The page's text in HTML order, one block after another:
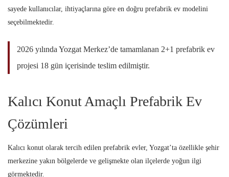
sayede kullanıcılar, ihtiyaçlarına göre en doğru prefabrik ev modelini
seçebilmektedir.
2026 yılında Yozgat Merkez’de tamamlanan 2+1 prefabrik ev
projesi 18 gün içerisinde teslim edilmiştir.
Kalıcı Konut Amaçlı Prefabrik Ev
Çözümleri
Kalıcı konut olarak tercih edilen prefabrik evler, Yozgat’ta özellikle şehir
merkezine yakın bölgelerde ve gelişmekte olan ilçelerde yoğun ilgi
görmektedir.